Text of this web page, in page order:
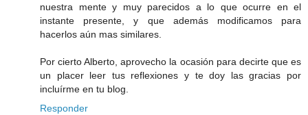
nuestra mente y muy parecidos a lo que ocurre en el
instante presente, y que además modificamos para
hacerlos aún mas similares.
Por cierto Alberto, aprovecho la ocasión para decirte que es
un placer leer tus reflexiones y te doy las gracias por
incluírme en tu blog.
Responder